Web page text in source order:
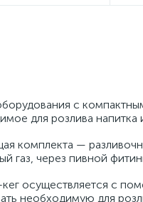
с
для розлива
комплекта —
газ, через пивной
осуществляется с
необходимую для